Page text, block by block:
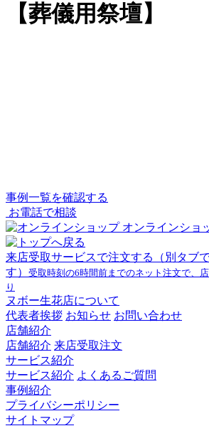
【葬儀用祭壇】
事例一覧を確認する
お電話で相談
オンラインショ
来店受取サービスで注文する
（別タブ
す） 受取時刻の6時間前までのネット注文で、
り
ヌボー生花店について
代表者挨拶 お知らせ お問い合わせ
店舗紹介
店舗紹介 来店受取注文
サービス紹介
サービス紹介 よくあるご質問
事例紹介
プライバシーポリシー
サイトマップ